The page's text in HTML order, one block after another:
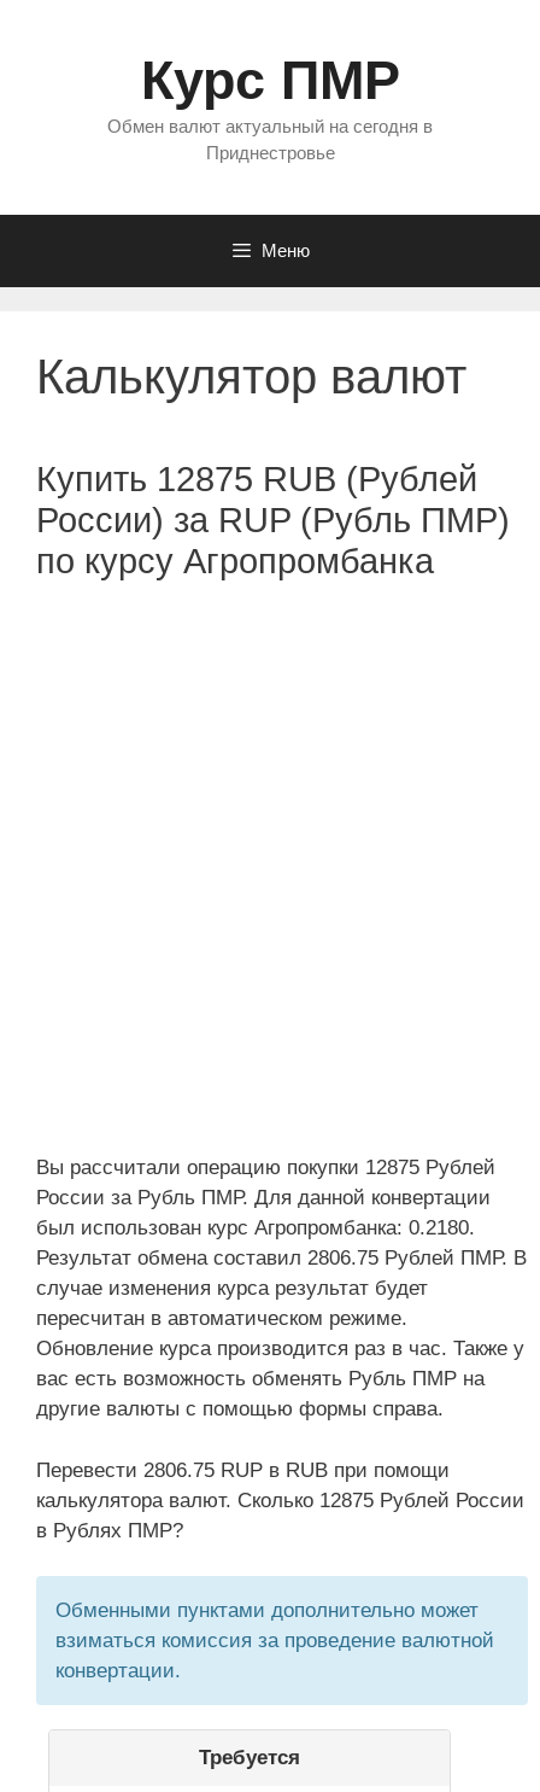
Курс ПМР
Обмен валют актуальный на сегодня в
Приднестровье
Меню
Калькулятор валют
Купить 12875 RUB (Рублей
России) за RUP (Рубль ПМР)
по курсу Агропромбанка
Вы рассчитали операцию покупки 12875 Рублей
России за Рубль ПМР. Для данной конвертации
был использован курс Агропромбанка: 0.2180.
Результат обмена составил 2806.75 Рублей ПМР. В
случае изменения курса результат будет
пересчитан в автоматическом режиме.
Обновление курса производится раз в час. Также у
вас есть возможность обменять Рубль ПМР на
другие валюты с помощью формы справа.
Перевести 2806.75 RUP в RUB при помощи
калькулятора валют. Сколько 12875 Рублей России
в Рублях ПМР?
Обменными пунктами дополнительно может
взиматься комиссия за проведение валютной
конвертации.
Требуется